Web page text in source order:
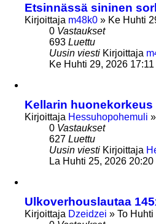
Etsinnässä sininen
Kirjoittaja m48k0 » Ke Huhti
0 Vastaukset
693 Luettu
Uusin viesti Kirjoittaja
Ke Huhti 29, 2026 17:11
Kellarin huonekorkeus
Kirjoittaja Hessuhopohemuli »
0 Vastaukset
627 Luettu
Uusin viesti Kirjoittaja
La Huhti 25, 2026 20:20
Ulkoverhouslautaa
Kirjoittaja Dzeidzei » To